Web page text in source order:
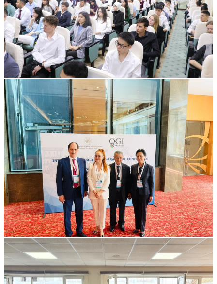
122
Подробнее ...
Все мероприятия
Фотогалерея
Все альбомы